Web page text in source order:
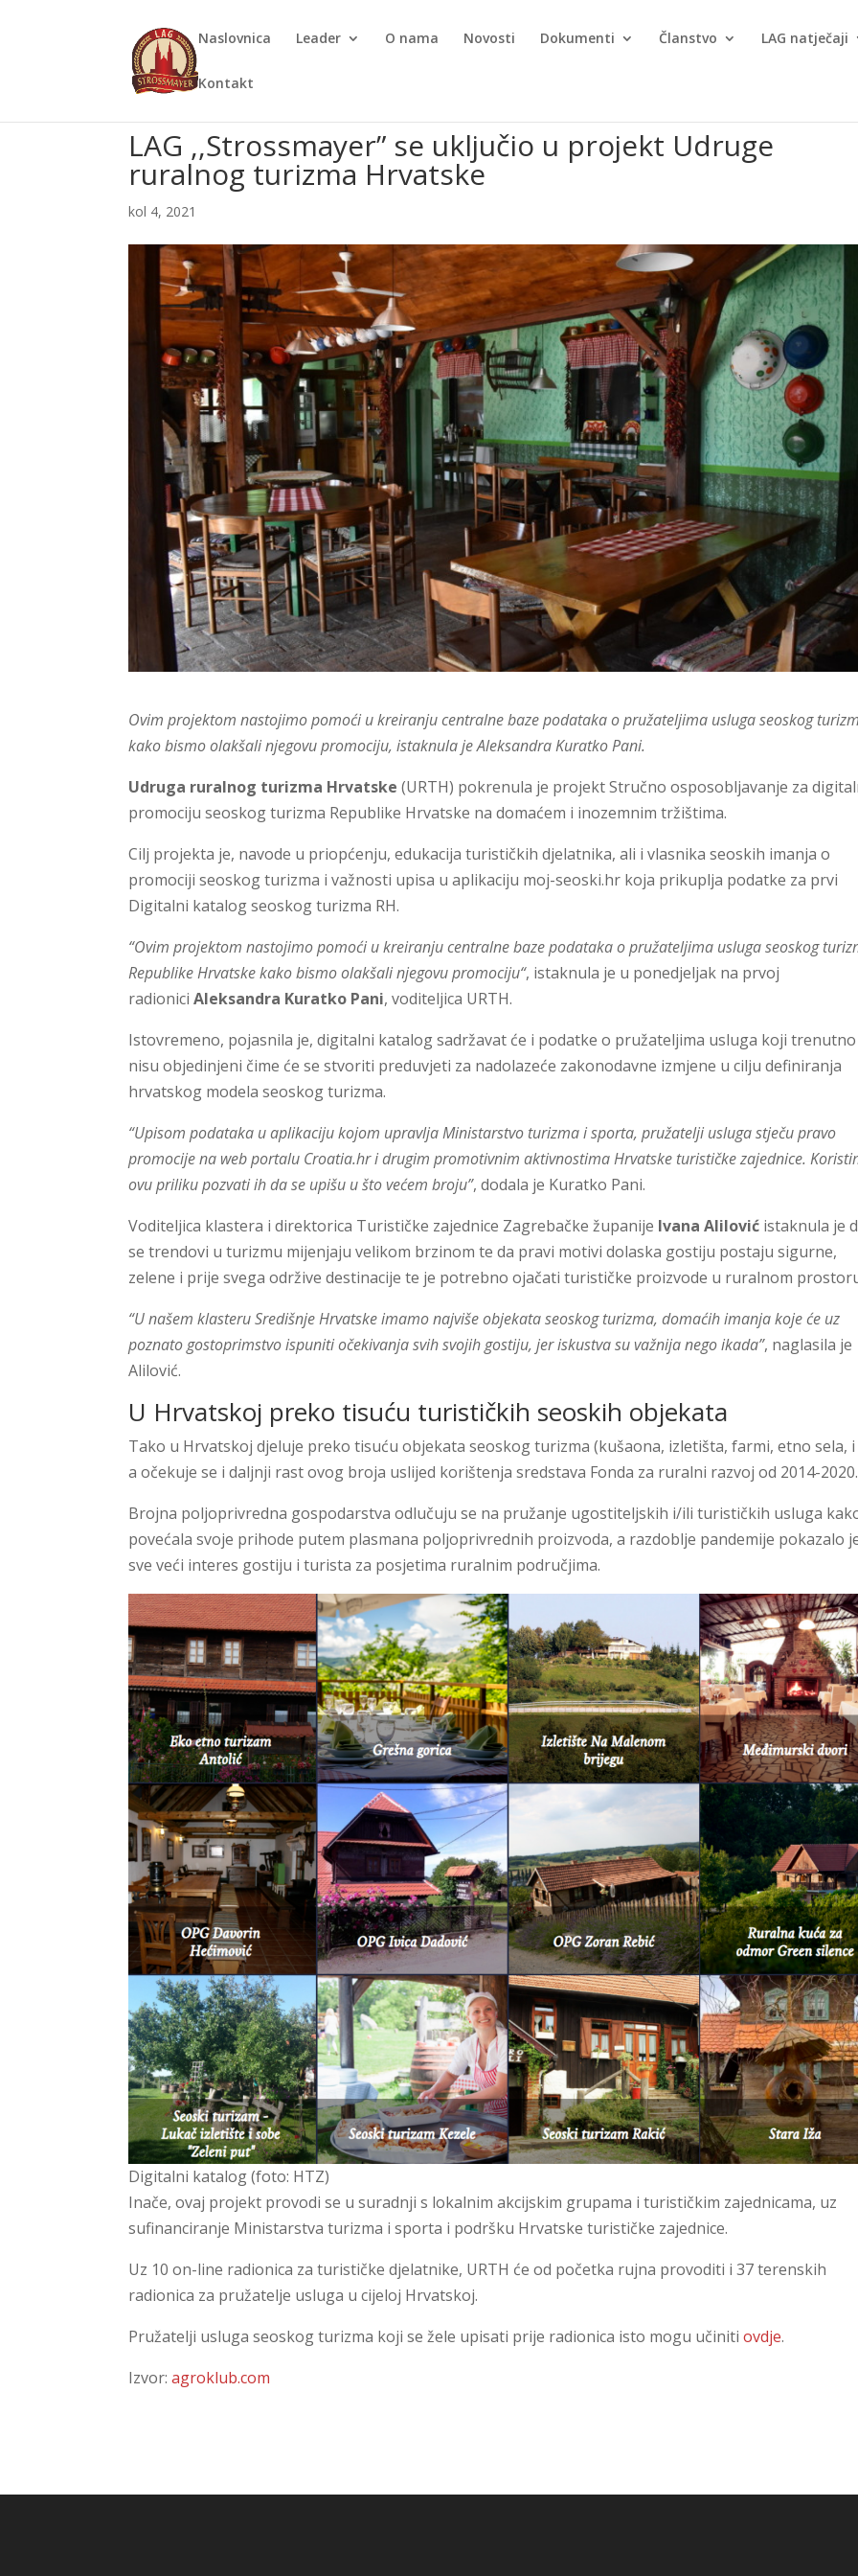
Naslovnica Leader O nama Novosti Dokumenti Članstvo LAG natječaji
Kontakt
LAG ,,Strossmayer” se uključio u projekt Udruge
ruralnog turizma Hrvatske
kol 4, 2021
Ovim projektom nastojimo pomoći u kreiranju centralne baze podataka o pružateljima usluga seoskog
kako bismo olakšali njegovu promociju, istaknula je Aleksandra Kuratko Pani.
Udruga ruralnog turizma Hrvatske (URTH) pokrenula je projekt Stručno osposobljavanje za
promociju seoskog turizma Republike Hrvatske na domaćem i inozemnim tržištima.
Cilj projekta je, navode u priopćenju, edukacija turističkih djelatnika, ali i vlasnika seoskih imanja o
promociji seoskog turizma i važnosti upisa u aplikaciju moj-seoski.hr koja prikuplja podatke za prvi
Digitalni katalog seoskog turizma RH.
“Ovim projektom nastojimo pomoći u kreiranju centralne baze podataka o pružateljima usluga seoskog
Republike Hrvatske kako bismo olakšali njegovu promociju“, istaknula je u ponedjeljak na prvoj
radioniciAleksandra Kuratko Pani, voditeljica URTH.
Istovremeno, pojasnila je, digitalni katalog sadržavat će i podatke o pružateljima usluga koji trenutno
nisu objedinjeni čime će se stvoriti preduvjeti za nadolazeće zakonodavne izmjene u cilju definiranja
hrvatskog modela seoskog turizma.
“Upisom podataka u aplikaciju kojom upravlja Ministarstvo turizma i sporta, pružatelji usluga stječu pravo
promocije na web portalu Croatia.hr i drugim promotivnim aktivnostima Hrvatske turističke zajednice.
ovu priliku pozvati ih da se upišu u što većem broju”, dodala je Kuratko Pani.
Voditeljica klastera i direktorica Turističke zajednice Zagrebačke županije Ivana Alilović istaknula je
se trendovi u turizmu mijenjaju velikom brzinom te da pravi motivi dolaska gostiju postaju sigurne,
zelene i prije svega održive destinacije te je potrebno ojačati turističke proizvode u ruralnom
“U našem klasteru Središnje Hrvatske imamo najviše objekata seoskog turizma, domaćih imanja koje će uz
poznato gostoprimstvo ispuniti očekivanja svih svojih gostiju, jer iskustva su važnija nego ikada”, naglasila je
Alilović.
U Hrvatskoj preko tisuću turističkih seoskih objekata
Tako u Hrvatskoj djeluje preko tisuću objekata seoskog turizma (kušaona, izletišta, farmi, etno sela, i
a očekuje se i daljnji rast ovog broja uslijed korištenja sredstava Fonda za ruralni razvoj od 2014-2020.
Brojna poljoprivredna gospodarstva odlučuju se na pružanje ugostiteljskih i/ili turističkih usluga
povećala svoje prihode putem plasmana poljoprivrednih proizvoda, a razdoblje pandemije pokazalo
sve veći interes gostiju i turista za posjetima ruralnim područjima.
Digitalni katalog (foto: HTZ)
Inače, ovaj projekt provodi se u suradnji s lokalnim akcijskim grupama i turističkim zajednicama, uz
sufinanciranje Ministarstva turizma i sporta i podršku Hrvatske turističke zajednice.
Uz 10 on-line radionica za turističke djelatnike, URTH će od početka rujna provoditi i 37 terenskih
radionica za pružatelje usluga u cijeloj Hrvatskoj.
Pružatelji usluga seoskog turizma koji se žele upisati prije radionica isto mogu učinitiovdje.
Izvor:agroklub.com